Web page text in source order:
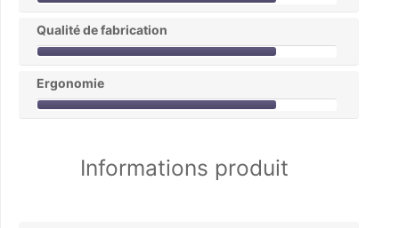
Qualité de fabrication
Ergonomie
Informations produit